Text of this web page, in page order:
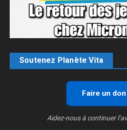
Soutenez Planète Vita
Faire un don
Aidez-nous à continuer